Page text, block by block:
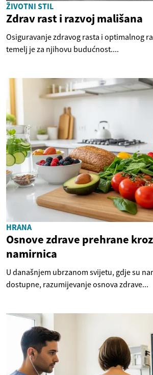
ŽIVOTNI STIL
Zdrav rast i razvoj mališana
Osiguravanje zdravog rasta i optimalnog
temelj je za njihovu budućnost....
HRANA
Osnove zdrave prehrane
namirnica
U današnjem ubrzanom svijetu, gdje su
dostupne, razumijevanje osnova zdrave...